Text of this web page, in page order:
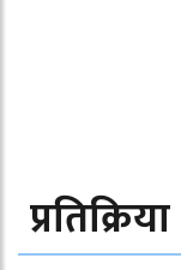
प्रतिक्रिया